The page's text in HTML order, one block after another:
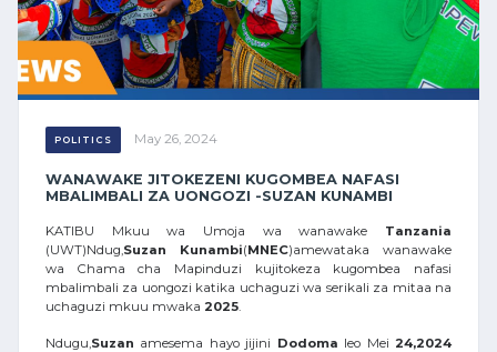
POLITICS May 26, 2024
WANAWAKE JITOKEZENI KUGOMBEA NAFASI
MBALIMBALI ZA UONGOZI -SUZAN KUNAMBI
KATIBU Mkuu wa Umoja wa wanawake Tanzania
(UWT)Ndug,Suzan Kunambi(MNEC)amewataka wanawake
wa Chama cha Mapinduzi kujitokeza kugombea nafasi
mbalimbali za uongozi katika uchaguzi wa serikali za mitaa na
uchaguzi mkuu mwaka 2025.
Ndugu,Suzan amesema hayo jijini Dodoma leo Mei 24,2024